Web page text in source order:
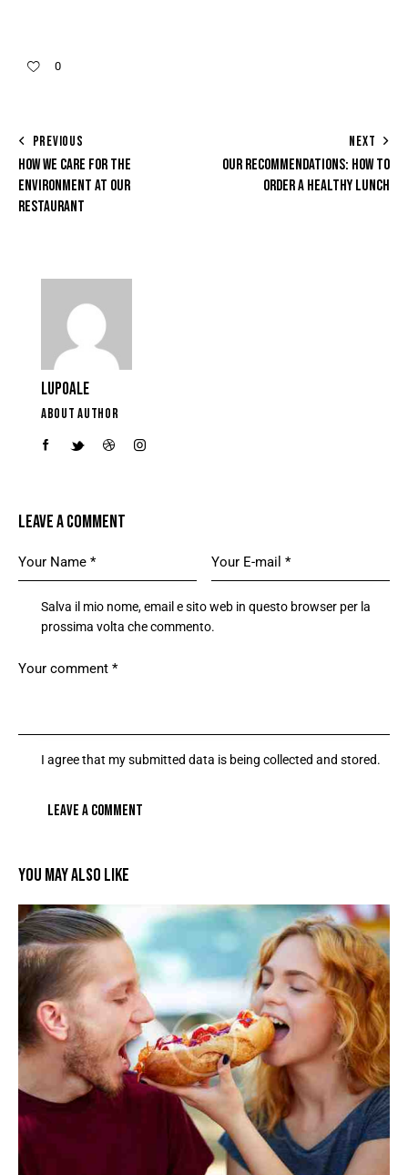
0
PREVIOUS
HOW WE CARE FOR THE
ENVIRONMENT AT OUR
RESTAURANT
NEXT
OUR RECOMMENDATIONS: HOW TO
ORDER A HEALTHY LUNCH
LUPOALE
ABOUT AUTHOR
LEAVE A COMMENT
Salva il mio nome, email e sito web in questo browser per la
prossima volta che commento.
I agree that my submitted data is being collected and stored.
YOU MAY ALSO LIKE